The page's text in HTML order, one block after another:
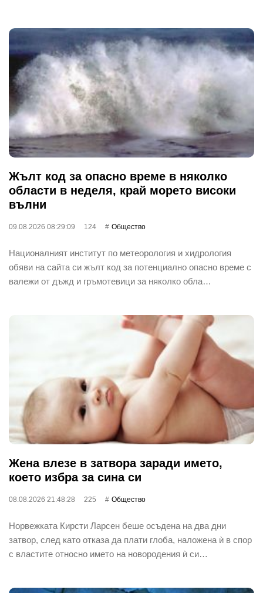
Жълт код за опасно време в няколко
области в неделя, край морето високи
вълни
09.08.2026 08:29:09 124 Общество
Националният институт по метеорология и хидрология
обяви на сайта си жълт код за потенциално опасно време с
валежи от дъжд и гръмотевици за няколко обла…
Жена влезе в затвора заради името,
което избра за сина си
08.08.2026 21:48:28 225 Общество
Норвежката Кирсти Ларсен беше осъдена на два дни
затвор, след като отказа да плати глоба, наложена ѝ в спор
с властите относно името на новородения ѝ си…